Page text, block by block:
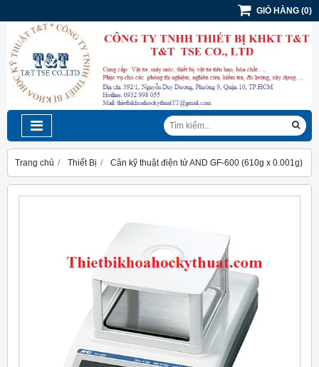
GIỎ HÀNG (0)
Trang chủ Thiết Bị Cân kỹ thuật điện tử AND GF-600 (610g x 0.001g)